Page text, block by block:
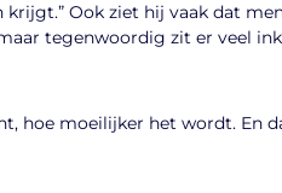
Ook ziet hij vaak dat
tegenwoordig zit er veel
hoe moeilijker het wordt. En